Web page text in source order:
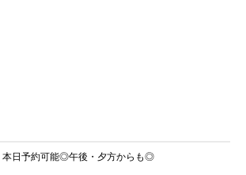
本日予約可能◎午後・夕方からも◎